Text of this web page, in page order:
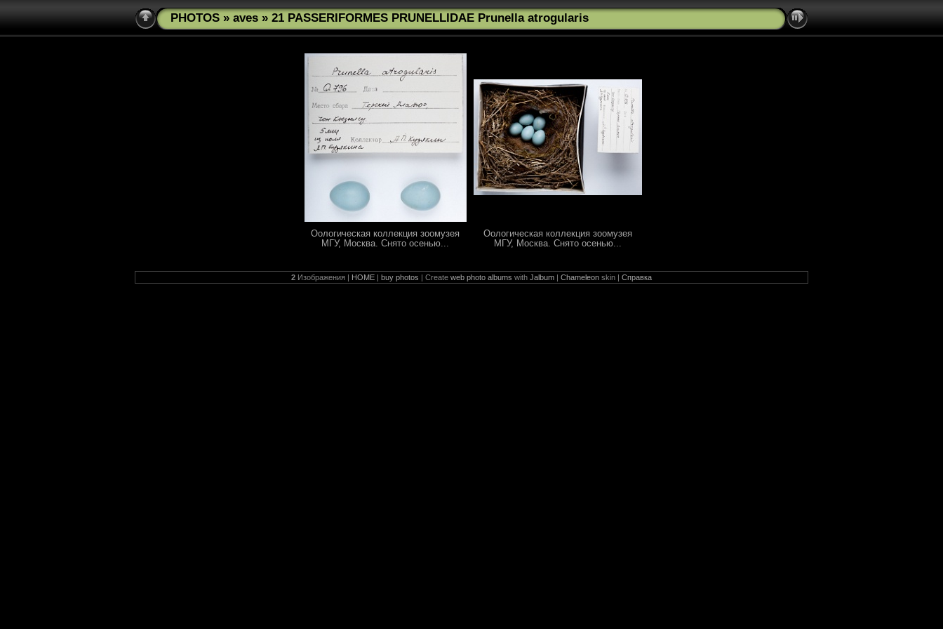
PHOTOS » aves » 21 PASSERIFORMES PRUNELLIDAE Prunella atrogularis
Оологическая коллекция зоомузея
МГУ, Москва. Снято осенью...
Оологическая коллекция зоомузея
МГУ, Москва. Снято осенью...
2 Изображения | HOME | buy photos | Create web photo albums with Jalbum | Chameleon skin | Справка